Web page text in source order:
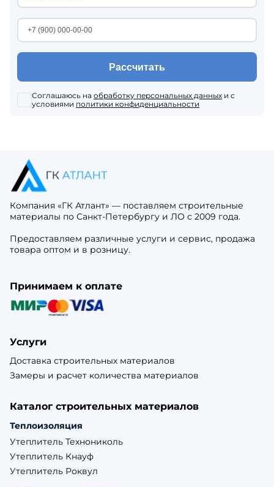
Рассчитать
Соглашаюсь на обработку персональных данных и с
условиями политики конфиденциальности
Компания «ГК Атлант» — поставляем строительные
материалы по Санкт-Петербургу и ЛО с 2009 года.
Предоставляем различные услуги и сервис, продажа
товара оптом и в розницу.
Принимаем к оплате
Услуги
Доставка строительных материалов
Замеры и расчет количества материалов
Каталог строительных материалов
Теплоизоляция
Утеплитель Технониколь
Утеплитель Кнауф
Утеплитель Роквул